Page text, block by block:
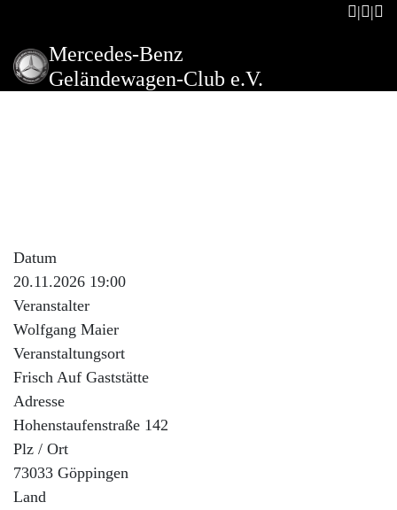
Mercedes-Benz
Geländewagen-Club e.V.
Datum
20.11.2026 19:00
Veranstalter
Wolfgang Maier
Veranstaltungsort
Frisch Auf Gaststätte
Adresse
Hohenstaufenstraße 142
Plz / Ort
73033 Göppingen
Land